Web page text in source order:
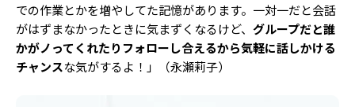
での作業とかを増やしてた記憶があります。一対一だと会話
がはずまなかったときに気まずくなるけど、 グループだと誰
かがノってくれたりフォローし合えるから気軽に話しかける
チャンスな気がするよ！」（永瀬莉子）